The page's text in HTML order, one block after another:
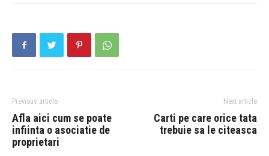
Previous article
Afla aici cum se poate
infiinta o asociatie de
proprietari
Next article
Carti pe care orice tata
trebuie sa le citeasca